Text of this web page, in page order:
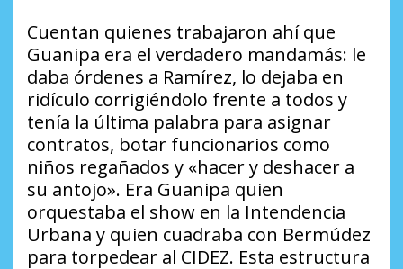
​Cuentan quienes trabajaron ahí que
Guanipa era el verdadero mandamás: le
daba órdenes a Ramírez, lo dejaba en
ridículo corrigiéndolo frente a todos y
tenía la última palabra para asignar
contratos, botar funcionarios como
niños regañados y «hacer y deshacer a
su antojo». Era Guanipa quien
orquestaba el show en la Intendencia
Urbana y quien cuadraba con Bermúdez
para torpedear al CIDEZ. Esta estructura